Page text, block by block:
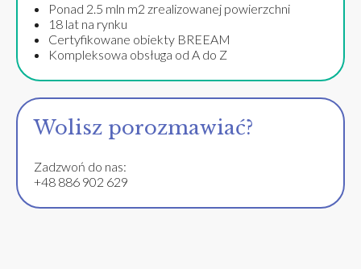
Ponad 2.5 mln m2 zrealizowanej powierzchni
18 lat na rynku
Certyfikowane obiekty BREEAM
Kompleksowa obsługa od A do Z
Wolisz porozmawiać?
Zadzwoń do nas:
+48 886 902 629